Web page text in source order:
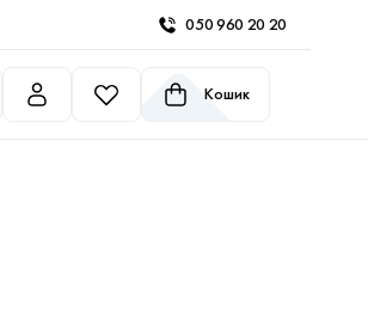
050 960 20 20
Кошик